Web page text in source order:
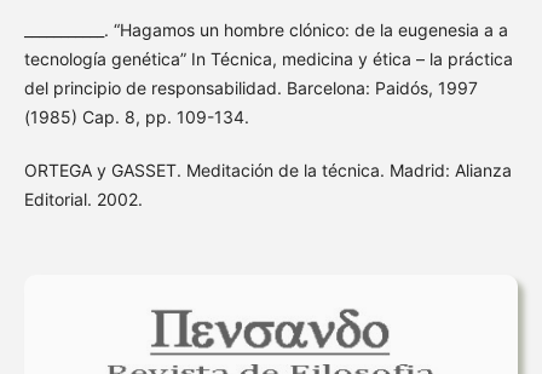
___________. “Hagamos un hombre clónico: de la eugenesia a a
tecnología genética” In Técnica, medicina y ética – la práctica
del principio de responsabilidad. Barcelona: Paidós, 1997
(1985) Cap. 8, pp. 109-134.
ORTEGA y GASSET. Meditación de la técnica. Madrid: Alianza
Editorial. 2002.